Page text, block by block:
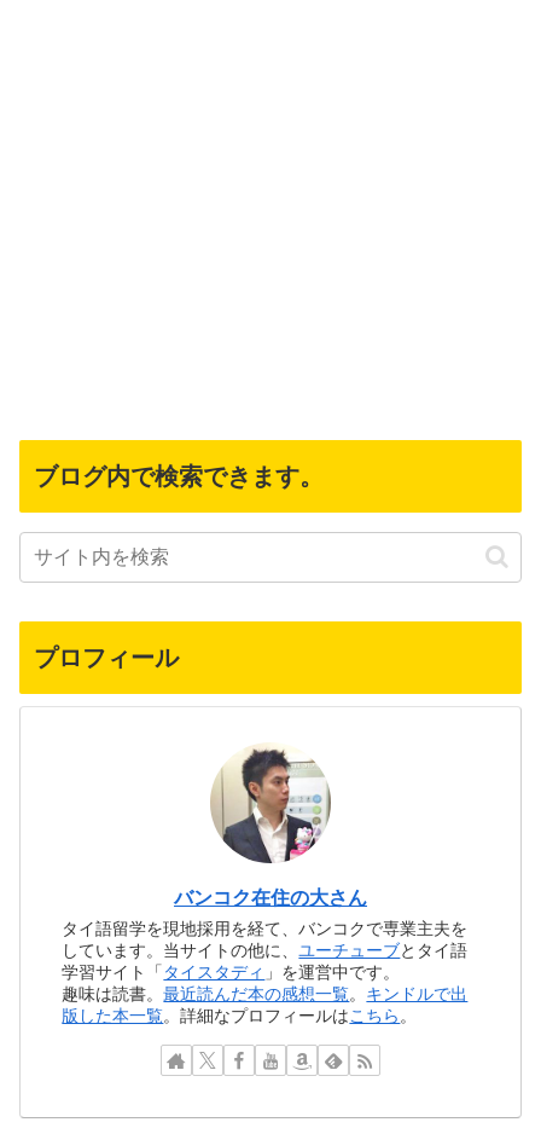
ブログ内で検索できます。
プロフィール
バンコク在住の大さん
タイ語留学を現地採用を経て、バンコクで専業主夫を
しています。当サイトの他に、 ユーチューブとタイ語
学習サイト「 タイスタディ 」を運営中です。
趣味は読書。最近読んだ本の感想一覧。 キンドルで出
版した本一覧。詳細なプロフィールはこちら 。